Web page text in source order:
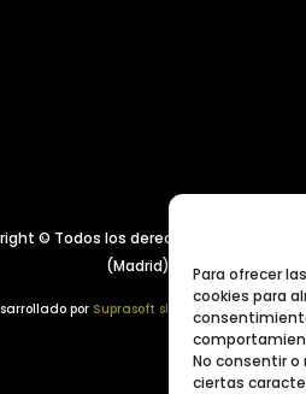
Para ofrecer
cookies para
No consentir
ciertas
© Todos los derechos reservados.
(Madrid), España
por Suprasoft sl